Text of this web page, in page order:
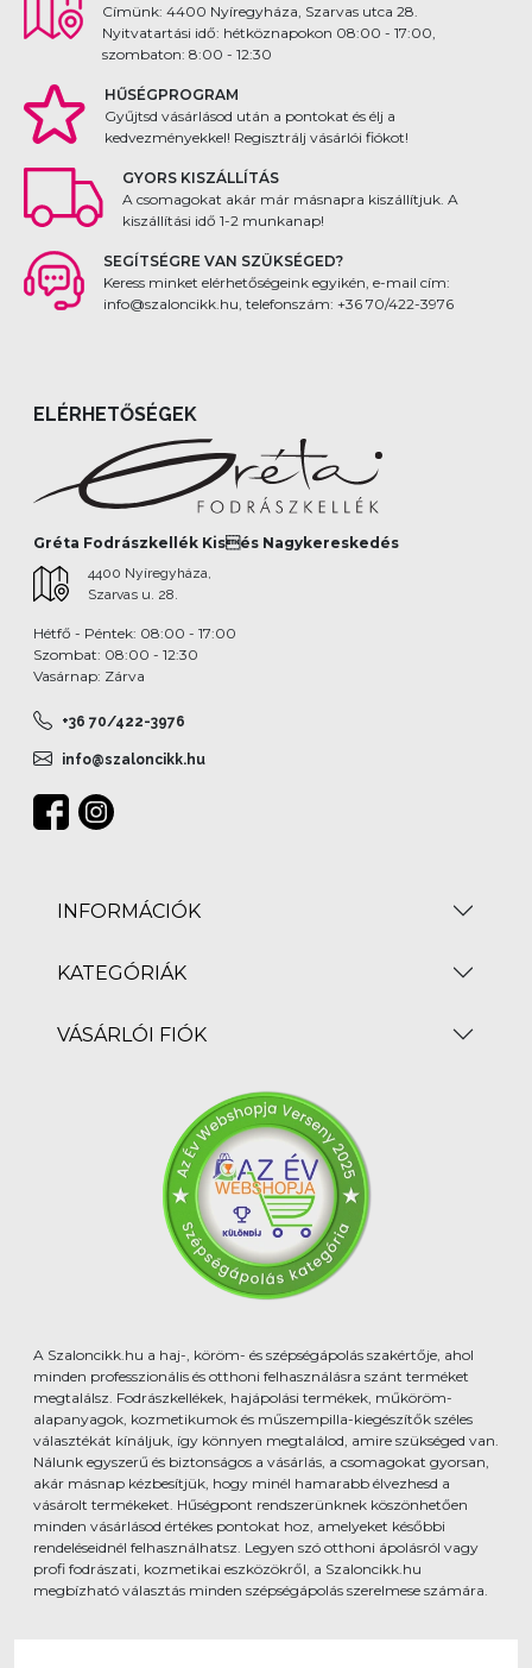
Címünk: 4400 Nyíregyháza, Szarvas utca 28.
Nyitvatartási idő: hétköznapokon 08:00 - 17:00,
szombaton: 8:00 - 12:30
HŰSÉGPROGRAM
Gyűjtsd vásárlásod után a pontokat és élj a
kedvezményekkel! Regisztrálj vásárlói fiókot!
GYORS KISZÁLLÍTÁS
A csomagokat akár már másnapra kiszállítjuk. A
kiszállítási idő 1-2 munkanap!
SEGÍTSÉGRE VAN SZÜKSÉGED?
Keress minket elérhetőségeink egyikén, e-mail cím:
info@szaloncikk.hu, telefonszám: +36 70/422-3976
ELÉRHETŐSÉGEK
Gréta Fodrászkellék Kisés Nagykereskedés
4400 Nyíregyháza,
Szarvas u. 28.
Hétfő - Péntek: 08:00 - 17:00
Szombat: 08:00 - 12:30
Vasárnap: Zárva
+36 70/422-3976
info@szaloncikk.hu
INFORMÁCIÓK
KATEGÓRIÁK
VÁSÁRLÓI FIÓK
A Szaloncikk.hu a haj-, köröm- és szépségápolás szakértője, ahol
minden professzionális és otthoni felhasználásra szánt terméket
megtalálsz. Fodrászkellékek, hajápolási termékek, műköröm-
alapanyagok, kozmetikumok és műszempilla-kiegészítők széles
választékát kínáljuk, így könnyen megtalálod, amire szükséged van.
Nálunk egyszerű és biztonságos a vásárlás, a csomagokat gyorsan,
akár másnap kézbesítjük, hogy minél hamarabb élvezhesd a
vásárolt termékeket. Hűségpont rendszerünknek köszönhetően
minden vásárlásod értékes pontokat hoz, amelyeket későbbi
rendeléseidnél felhasználhatsz. Legyen szó otthoni ápolásról vagy
profi fodrászati, kozmetikai eszközökről, a Szaloncikk.hu
megbízható választás minden szépségápolás szerelmese számára.